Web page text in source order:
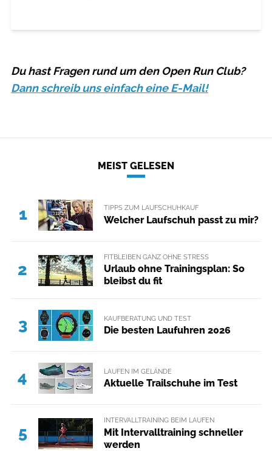
Du hast Fragen rund um den Open Run Club?
Dann schreib uns einfach eine E-Mail!
MEIST GELESEN
1 TIPPS ZUM LAUFSCHUHKAUF
Welcher Laufschuh passt zu mir?
2
FITBLEIBEN GANZ OHNE STRESS
Urlaub ohne Trainingsplan: So
bleibst du fit
3 KAUFBERATUNG UND TEST
Die besten Laufuhren 2026
4 LAUFEN IM GELÄNDE
Aktuelle Trailschuhe im Test
5
INTERVALLTRAINING BEIM LAUFEN
Mit Intervalltraining schneller
werden